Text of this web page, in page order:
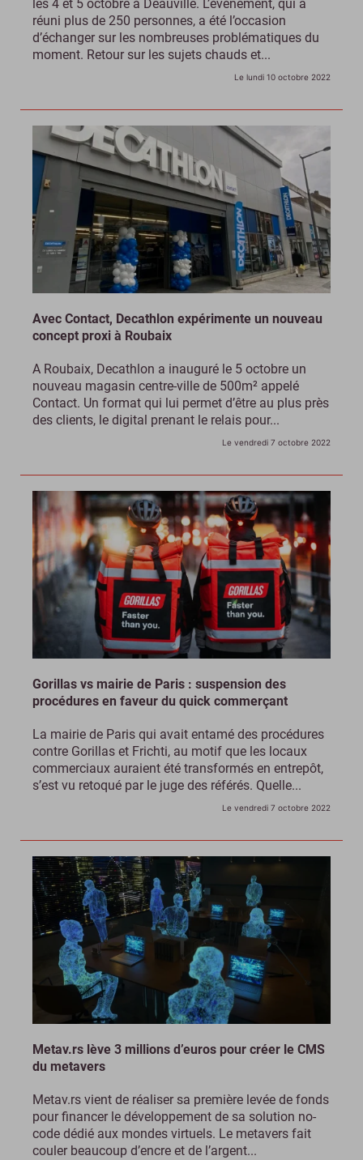
les 4 et 5 octobre à Deauville. L’évènement, qui a
réuni plus de 250 personnes, a été l’occasion
d’échanger sur les nombreuses problématiques du
moment. Retour sur les sujets chauds et...
Le lundi 10 octobre 2022
Avec Contact, Decathlon expérimente un nouveau
concept proxi à Roubaix
A Roubaix, Decathlon a inauguré le 5 octobre un
nouveau magasin centre-ville de 500m² appelé
Contact. Un format qui lui permet d’être au plus près
des clients, le digital prenant le relais pour...
Le vendredi 7 octobre 2022
Gorillas vs mairie de Paris : suspension des
procédures en faveur du quick commerçant
La mairie de Paris qui avait entamé des procédures
contre Gorillas et Frichti, au motif que les locaux
commerciaux auraient été transformés en entrepôt,
s’est vu retoqué par le juge des référés. Quelle...
Le vendredi 7 octobre 2022
Metav.rs lève 3 millions d’euros pour créer le CMS
du metavers
Metav.rs vient de réaliser sa première levée de fonds
pour financer le développement de sa solution no-
code dédié aux mondes virtuels. Le metavers fait
couler beaucoup d’encre et de l’argent...